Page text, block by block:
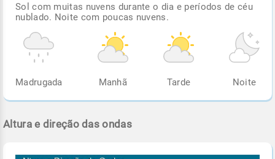
Sol com muitas nuvens durante o dia e períodos de céu
nublado. Noite com poucas nuvens.
Madrugada Manhã Tarde Noite
Altura e direção das ondas